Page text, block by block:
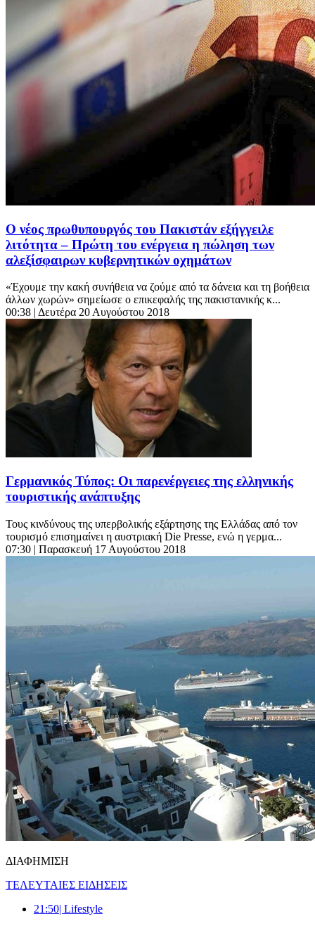
Ο νέος πρωθυπουργός του Πακιστάν εξήγγειλε
λιτότητα – Πρώτη του ενέργεια η πώληση των
αλεξίσφαιρων κυβερνητικών οχημάτων
«Έχουμε την κακή συνήθεια να ζούμε από τα δάνεια και τη βοήθεια
άλλων χωρών» σημείωσε ο επικεφαλής της πακιστανικής κ...
00:38 | Δευτέρα 20 Αυγούστου 2018
Γερμανικός Τύπος: Οι παρενέργειες της ελληνικής
τουριστικής ανάπτυξης
Τους κινδύνους της υπερβολικής εξάρτησης της Ελλάδας από τον
τουρισμό επισημαίνει η αυστριακή Die Presse, ενώ η γερμα...
07:30 | Παρασκευή 17 Αυγούστου 2018
ΔΙΑΦΗΜΙΣΗ
ΤΕΛΕΥΤΑΙΕΣ ΕΙΔΗΣΕΙΣ
21:50| Lifestyle